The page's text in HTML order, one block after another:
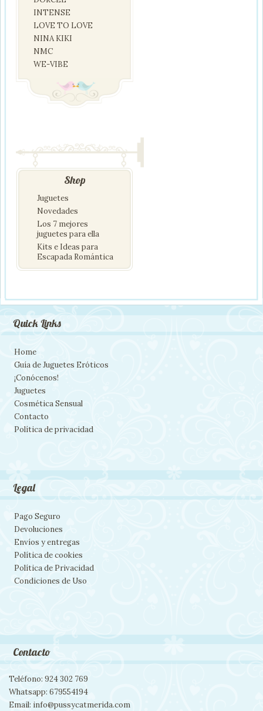
INTENSE
LOVE TO LOVE
NINA KIKI
NMC
WE-VIBE
Shop
Juguetes
Novedades
Los 7 mejores
juguetes para ella
Kits e Ideas para
Escapada Romántica
Quick Links
Home
Guía de Juguetes Eróticos
¡Conócenos!
Juguetes
Cosmética Sensual
Contacto
Política de privacidad
Legal
Pago Seguro
Devoluciones
Envíos y entregas
Política de cookies
Política de Privacidad
Condiciones de Uso
Contacto
Teléfono: 924 302 769
Whatsapp: 679554194
Email: info@pussycatmerida.com